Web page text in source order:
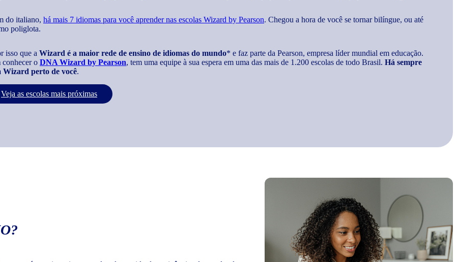
do italiano, há mais 7 idiomas para você aprender nas escolas Wizard by Pearson. Chegou a hora de você se tornar bilíngue, ou até
poliglota.
isso que a Wizard é a maior rede de ensino de idiomas do mundo* e faz parte da Pearson, empresa líder mundial em educação.
conhecer o DNA Wizard by Pearson, tem uma equipe à sua espera em uma das mais de 1.200 escolas de todo Brasil. Há sempre
Wizard perto de você.
Veja as escolas mais próximas